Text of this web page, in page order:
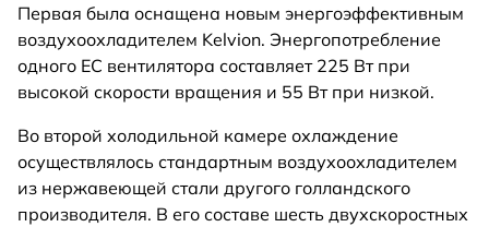
Первая была оснащена новым энергоэффективным
воздухоохладителем Kelvion. Энергопотребление
одного EC вентилятора составляет 225 Вт при
высокой скорости вращения и 55 Вт при низкой.
Во второй холодильной камере охлаждение
осуществлялось стандартным воздухоохладителем
из нержавеющей стали другого голландского
производителя. В его составе шесть двухскоростных